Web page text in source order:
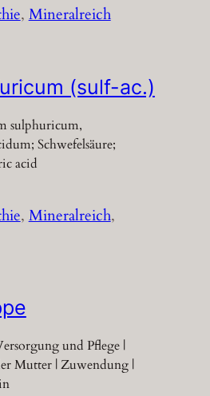
, Mineralreich
(sulf-ac.)
sulphuricum,
Schwefelsäure;
acid
, Mineralreich
und Pflege |
Mutter | Zuwendung |